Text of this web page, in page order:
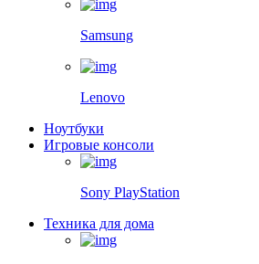
Samsung
Lenovo
Ноутбуки
Игровые консоли
Sony PlayStation
Техника для дома